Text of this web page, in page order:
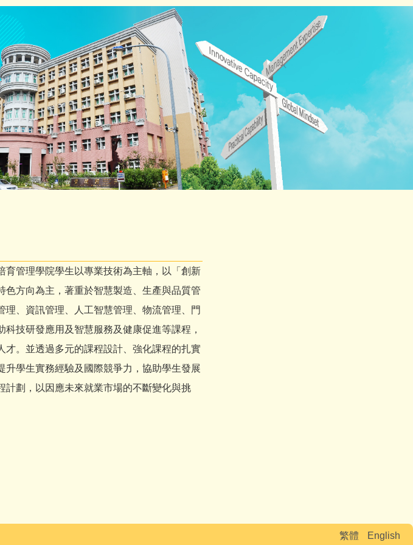
育管理學院學生以專業技術為主軸，以「創新
色方向為主，著重於智慧製造、生產與品質管
、資訊管理、人工智慧管理、物流管理、門
技研發應用及智慧服務及健康促進等課程，
才。並透過多元的課程設計、強化課程的扎實
升學生實務經驗及國際競爭力，協助學生發展
計劃，以因應未來就業市場的不斷變化與挑
繁體 English